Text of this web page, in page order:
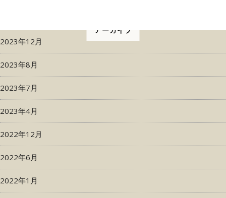
アーカイブ
2023年12月
2023年8月
2023年7月
2023年4月
2022年12月
2022年6月
2022年1月